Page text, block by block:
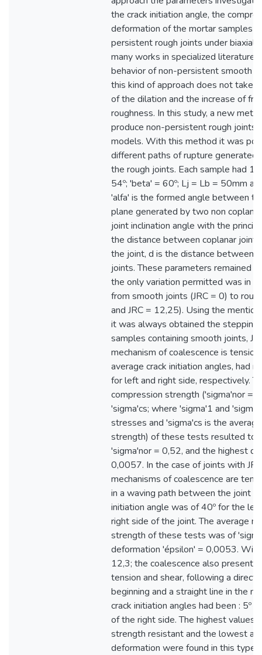
the crack initiation angle, the
deformation of the mortar samples
persistent rough joints under biaxial
many works in specialized literature
behavior of non-persistent smooth
this kind of approach does not take
of the dilation and the increase of
roughness. In this study, a new
produce non-persistent rough joints
models. With this method it was
different paths of rupture generated
the rough joints. Each sample had
54º; 'beta' = 60º; Lj = Lb = 50mm
'alfa' is the formed angle between
plane generated by two non
joint inclination angle with the
the distance between coplanar
the joint, d is the distance between
joints. These parameters remained
the only variation permitted was in
from smooth joints (JRC = 0) to
and JRC = 12,25). Using the
it was always obtained the stepping
samples containing smooth joints,
mechanism of coalescence is
average crack initiation angles, had
for left and right side, respectively.
compression strength ('sigma'nor =
'sigma'cs; where 'sigma'1 and
stresses and 'sigma'cs is the
strength) of these tests resulted to
'sigma'nor = 0,52, and the highest
0,0057. In the case of joints with
mechanisms of coalescence are
in a waving path between the joint
initiation angle was of 40º for the
right side of the joint. The average
strength of these tests was of
deformation 'épsilon' = 0,0053. With
12,3; the coalescence also presents
tension and shear, following a
beginning and a straight line in the
crack initiation angles had been : 5º
of the right side. The highest values
strength resistant and the lowest
deformation were found in this type